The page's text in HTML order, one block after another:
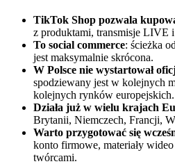
TikTok Shop pozwala
z produktami, transmisje LIVE i
To social commerce: ścieżka
jest maksymalnie skrócona.
W Polsce nie wystartował
spodziewany jest w kolejnych
kolejnych rynków europejskich.
Działa już w wielu krajach
Brytanii, Niemczech, Francji,
Warto przygotować się
konto firmowe, materiały
twórcami.